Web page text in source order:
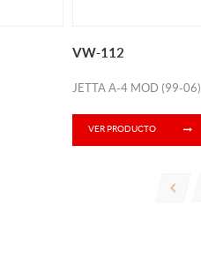
VW-112
JETTA A-4 MOD (99-06)
VER PRODUCTO